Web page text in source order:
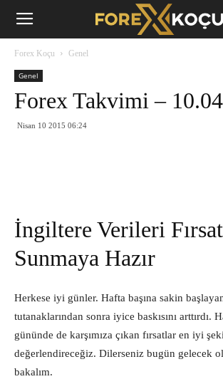
Forex
Forex Koçu Genel
Genel
Forex Takvimi –
Nisan 10 2015 06:24
İngiltere Verileri Fırsat
Sunmaya Hazır
Herkese iyi günler. Hafta başına sakin
tutanaklarından sonra iyice baskısını arttırdı.
gününde de karşımıza çıkan fırsatlar en iyi
değerlendireceğiz. Dilerseniz bugün gelecek
bakalım.